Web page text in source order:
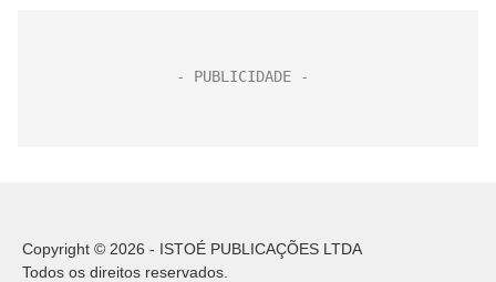
Copyright © 2026 - ISTOÉ PUBLICAÇÕES LTDA
Todos os direitos reservados.